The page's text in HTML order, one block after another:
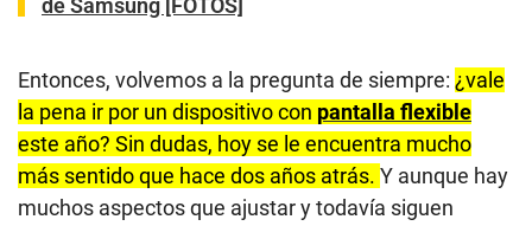
de Samsung [FOTOS]
Entonces, volvemos a la pregunta de siempre: ¿vale
la pena ir por un dispositivo con pantalla flexible
este año? Sin dudas, hoy se le encuentra mucho
más sentido que hace dos años atrás. Y aunque hay
muchos aspectos que ajustar y todavía siguen